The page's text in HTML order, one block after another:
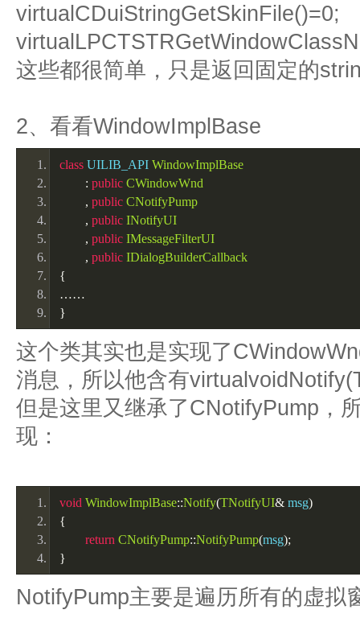
virtualCDuiStringGetSkinFile()=0;
这些都很简单，只是返回固定的
2、看看WindowImplBase
class UILIB_API WindowImplBase
: public CWindowWnd
, public CNotifyPump
, public INotifyUI
, public IMessageFilterUI
, public IDialogBuilderCallback
{
……
}
这个类其实也是实现了
消息，所以他含有
但是这里又继承了CNotifyPump，
现：
void WindowImplBase::Notify(TNotifyUI& msg)
{
return CNotifyPump::NotifyPump(msg);
}
NotifyPump主要是遍历所有的虚拟